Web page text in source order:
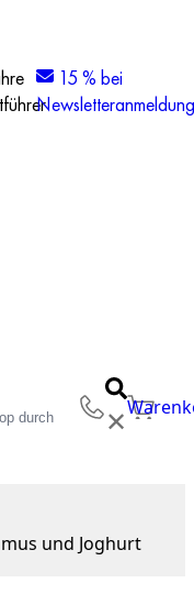
15 % bei
Newsletteranmeldung
✕
und Joghurt